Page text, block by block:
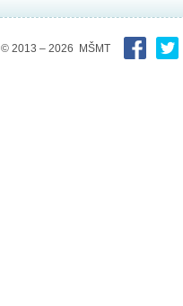
© 2013 – 2026 MŠMT